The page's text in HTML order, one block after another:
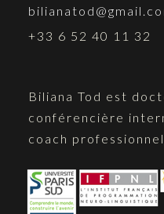
+33 6 52 40 11 32
Biliana Tod est
conférencière
coach